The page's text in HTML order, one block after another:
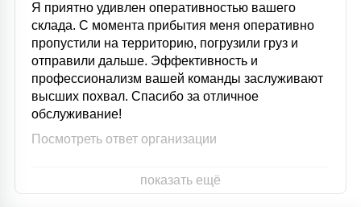
Я приятно удивлен оперативностью вашего
склада. С момента прибытия меня оперативно
пропустили на территорию, погрузили груз и
отправили дальше. Эффективность и
профессионализм вашей команды заслуживают
высших похвал. Спасибо за отличное
обслуживание!
Посмотреть ответ организации
показать ещё